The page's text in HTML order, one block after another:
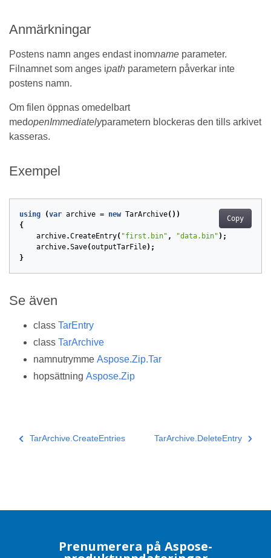
Anmärkningar
Postens namn anges endast inomname parameter.
Filnamnet som anges ipath parametern påverkar inte
postens namn.
Om filen öppnas omedelbart
medopenImmediatelyparametern blockeras den tills arkivet
kasseras.
Exempel
Copy
using (var archive = new TarArchive())
{
archive.CreateEntry( "first.bin" , "data.bin" );
archive.Save(outputTarFile);
}
Se även
class TarEntry
class TarArchive
namnutrymme Aspose.Zip.Tar
hopsättning Aspose.Zip
TarArchive.CreateEntries TarArchive.DeleteEntry
Prenumerera på Aspose-